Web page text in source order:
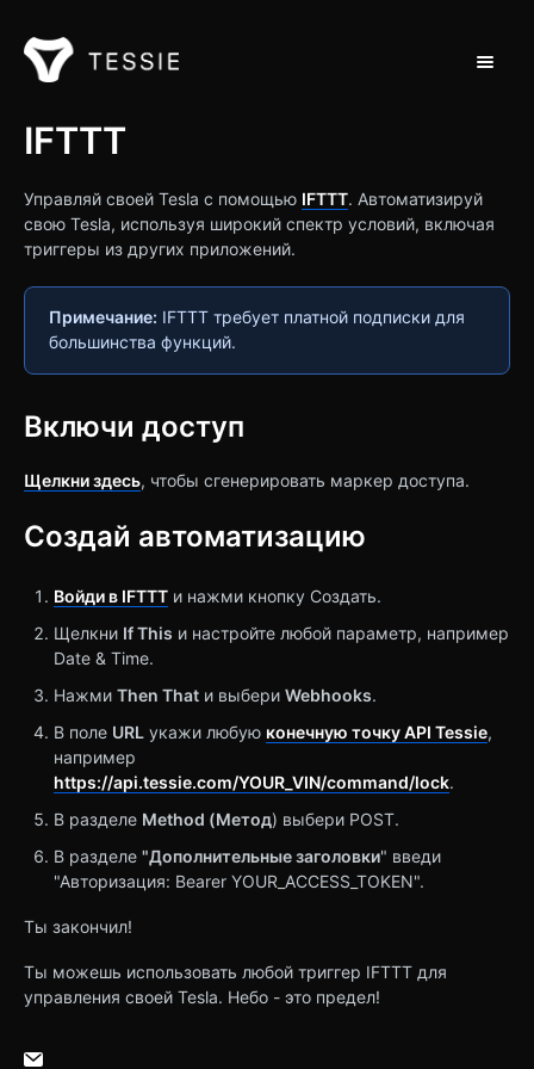
Toggle
Обращайся на
IFTTT
Управляй своей Tesla с помощью IFTTT. Автоматизируй
свою Tesla, используя широкий спектр условий, включая
триггеры из других приложений.
Примечание: IFTTT требует платной подписки для
большинства функций.
Включи доступ
Щелкни здесь, чтобы сгенерировать маркер доступа.
Создай автоматизацию
Войди в IFTTT и нажми кнопку Создать.
Щелкни If This и настройте любой параметр, например
Date & Time.
Нажми Then That и выбери Webhooks.
В поле URL укажи любую конечную точку API Tessie,
например
https://api.tessie.com/YOUR_VIN/command/lock.
В разделе Method (Метод) выбери POST.
В разделе "Дополнительные заголовки" введи
"Авторизация: Bearer YOUR_ACCESS_TOKEN".
Ты закончил!
Ты можешь использовать любой триггер IFTTT для
управления своей Tesla. Небо - это предел!